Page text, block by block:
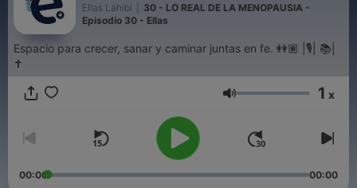
Ellas Lahibi
30 - LO REAL DE LA MENOPAUSIA -
Episodio 30 - Ellas
Espacio para crecer, sanar y caminar juntas en fe. 👭🏽 |🎙️| 📚|
✝️
Volumen 1 x
00:00 00:00